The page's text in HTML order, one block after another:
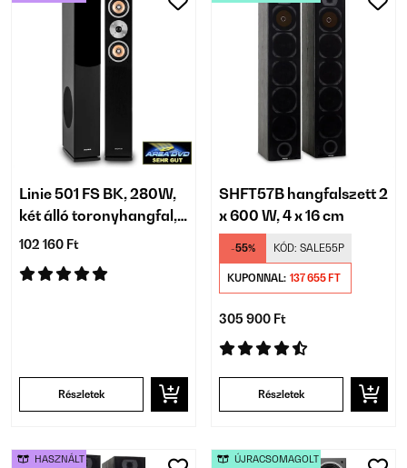
Linie 501 FS BK, 280W,
két álló toronyhangfal,
passzív, fekete
102 160 Ft
Részletek
SHFT57B hangfalszett 2
x 600 W, 4 x 16 cm
-55% KÓD: SALE55P
KUPONNAL: 137 655 FT
305 900 Ft
Részletek
HASZNÁLT ÚJRACSOMAGOLT